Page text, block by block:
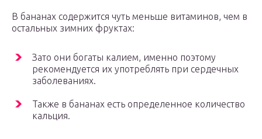
В бананах содержится чуть меньше витаминов, чем в
остальных зимних фруктах:
Зато они богаты калием, именно поэтому
рекомендуется их употреблять при сердечных
заболеваниях.
Также в бананах есть определенное количество
кальция.